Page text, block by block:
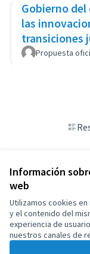
Información
web
Utilizamos cookies
y el contenido del
experiencia de
nuestros canales de
Gobierno del
las
transiciones
Propuesta
Términos y
Configuración de
OIDP en X
(Enlace externo)
OIDP en
(Enlace externo)
OIDP en
(Enlace
Castellano
Choose language